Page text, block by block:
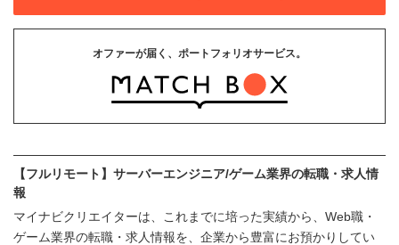
オファーが届く、ポートフォリオサービス。
【フルリモート】サーバーエンジニア/ゲーム業界の転職・求人情
報
マイナビクリエイターは、これまでに培った実績から、Web職・
ゲーム業界の転職・求人情報を、企業から豊富にお預かりしてい